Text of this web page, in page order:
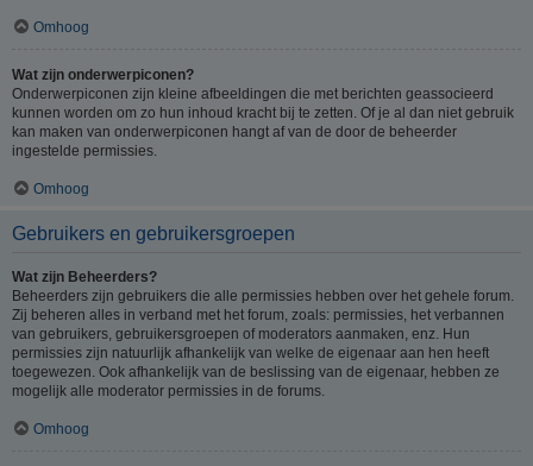
Omhoog
Wat zijn onderwerpiconen?
Onderwerpiconen zijn kleine afbeeldingen die met berichten geassocieerd
kunnen worden om zo hun inhoud kracht bij te zetten. Of je al dan niet gebruik
kan maken van onderwerpiconen hangt af van de door de beheerder
ingestelde permissies.
Omhoog
Gebruikers en gebruikersgroepen
Wat zijn Beheerders?
Beheerders zijn gebruikers die alle permissies hebben over het gehele forum.
Zij beheren alles in verband met het forum, zoals: permissies, het verbannen
van gebruikers, gebruikersgroepen of moderators aanmaken, enz. Hun
permissies zijn natuurlijk afhankelijk van welke de eigenaar aan hen heeft
toegewezen. Ook afhankelijk van de beslissing van de eigenaar, hebben ze
mogelijk alle moderator permissies in de forums.
Omhoog